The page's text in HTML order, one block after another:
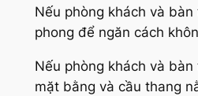
Nếu phòng khách và
phong để ngăn cách
Nếu phòng khách và
mặt bằng và cầu thang